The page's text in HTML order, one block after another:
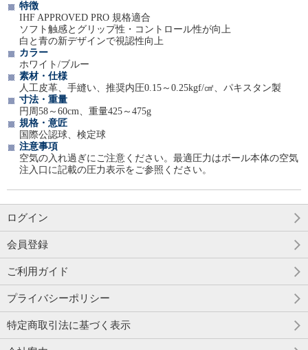
特徴
IHF APPROVED PRO 規格適合
ソフト触感とグリップ性・コントロール性が向上
白と青の新デザインで視認性向上
カラー
ホワイト/ブルー
素材・仕様
人工皮革、手縫い、推奨内圧0.15～0.25kgf/㎠、パキスタン製
寸法・重量
円周58～60cm、重量425～475g
規格・意匠
国際公認球、検定球
注意事項
空気の入れ過ぎにご注意ください。最適圧力はボール本体の空気
注入口に記載の圧力表示をご参照ください。
ログイン
会員登録
ご利用ガイド
プライバシーポリシー
特定商取引法に基づく表示